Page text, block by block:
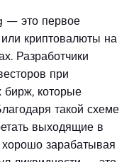
— это первое
криптовалюты на
Разработчики
при
бирж, которые
такой схеме
выходящие в
зарабатывая